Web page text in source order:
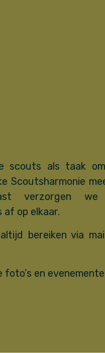
scouts als taak
Scoutsharmonie
verzorgen
af op elkaar.
bereiken via
foto’s en